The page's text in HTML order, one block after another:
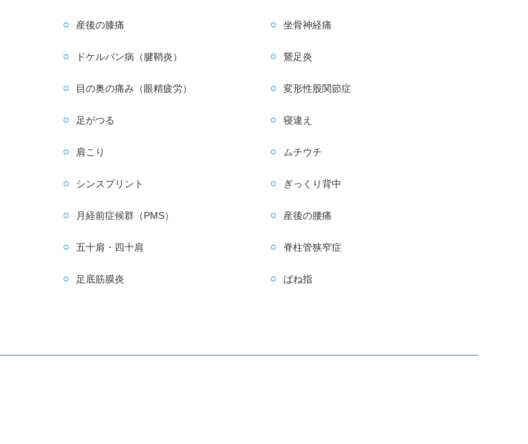
産後の膝痛 坐骨神経痛
ドケルバン病（腱鞘炎） 鵞足炎
目の奥の痛み（眼精疲労） 変形性股関節症
足がつる 寝違え
肩こり ムチウチ
シンスプリント ぎっくり背中
月経前症候群（PMS） 産後の腰痛
五十肩・四十肩 脊柱管狭窄症
足底筋膜炎 ばね指